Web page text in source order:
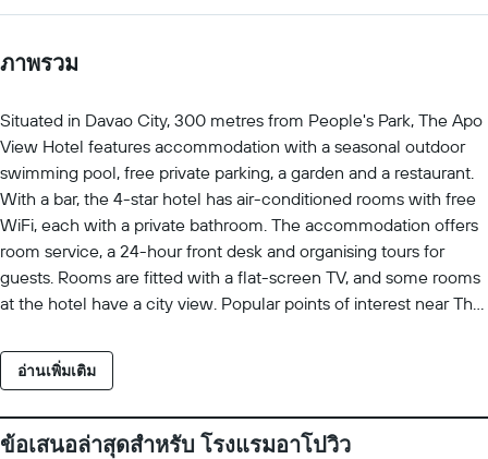
ภาพรวม
Situated in Davao City, 300 metres from People's Park, The Apo
View Hotel features accommodation with a seasonal outdoor
swimming pool, free private parking, a garden and a restaurant.
With a bar, the 4-star hotel has air-conditioned rooms with free
WiFi, each with a private bathroom. The accommodation offers
room service, a 24-hour front desk and organising tours for
guests. Rooms are fitted with a flat-screen TV, and some rooms
at the hotel have a city view. Popular points of interest near The
Hall and Aldevinco Shopping Center. Francisco Bangoy
International Airport is 7 km from the property.
อ่านเพิ่มเติม
ข้อเสนอล่าสุดสำหรับ โรงแรมอาโปวิว